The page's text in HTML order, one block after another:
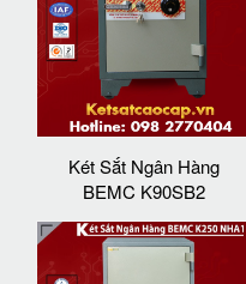
Két Sắt Ngân Hàng
BEMC K90SB2